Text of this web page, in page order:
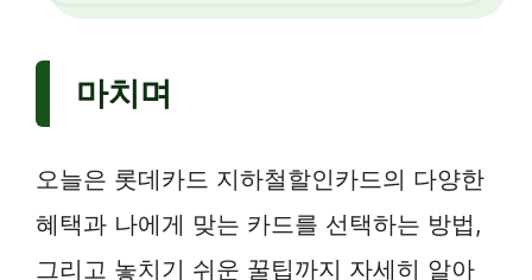
마치며
오늘은 롯데카드 지하철할인카드의 다양한
혜택과 나에게 맞는 카드를 선택하는 방법,
그리고 놓치기 쉬운 꿀팁까지 자세히 알아